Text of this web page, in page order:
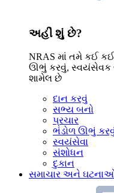
અહીં શું છે?
NRAS માં તમે કઈ
ઊભું કરવું, સ્વયંસેવક
શામેલ છે
દાન કરવું
સભ્ય બનો
પ્રચાર
ભંડોળ ઊભું
સ્વયંસેવા
સંશોધન
દુકાન
સમાચાર અને